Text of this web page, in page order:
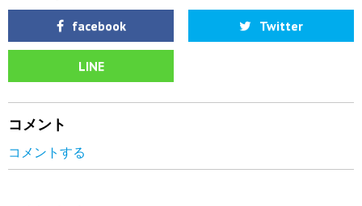
facebook Twitter
LINE
コメント
コメントする